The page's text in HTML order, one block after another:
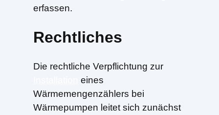
erfassen.
Rechtliches
Die rechtliche Verpflichtung zur
eines
Wärmemengenzählers bei
Wärmepumpen leitet sich zunächst